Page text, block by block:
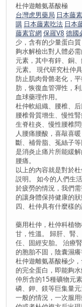
杜仲遊離氨基酸極
台灣虎男藥局 日本藤素
購 日本藤素吃法 日本
藤素官網保羅V8 德國
少，含有的少量蛋白
夠水解檢出對人體必
元素，其中有鋅、銅
元素。 現代研究杜仲
防止肌肉骨骼老化，
肪，恢復血管彈性，
血球藥理作用。
杜仲軟組織、腰椎、
腰椎骨質增生、慢性
生脊柱炎、慢性腰椎
人腰痛腰酸，喜敲喜
斷、補骨脂、菟絲子
是消炎止痛片所能緩
腰痛。
以上的內容就是對於
説明。 如今的人們生
於疲勞的情況，我們
的讓身體保持健康的狀
四、杜仲具有什麼樣
藥用杜仲，杜仲科植
甘，性溫。 歸肝、腎
任、固經安胎。 治療
的胞胎不固，陰囊濕
杜仲遊離氨基酸極少
的完全蛋白，即能夠
仲所含的15種礦物元
磷、鉀、鎂等巨集量元
一般的情況，一次服